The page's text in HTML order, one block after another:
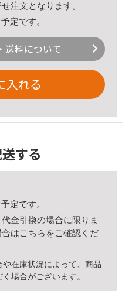
注文となります。
定です。
送料について
入れる
する
定です。
金引換の場合に限りま
はこちら をご確認くだ
在庫状況によって、商品
場合がございます。